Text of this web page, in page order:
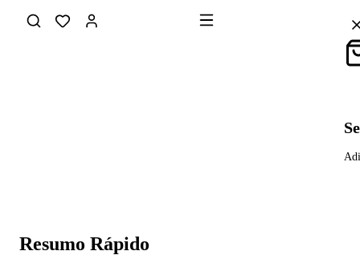
Resumo Rápido